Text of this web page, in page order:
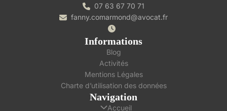
07 63 67 70 71
fanny.comarmond@avocat.fr
Informations
Blog
Activités
Mentions Légales
Charte d’utilisation des données
Navigation
Accueil